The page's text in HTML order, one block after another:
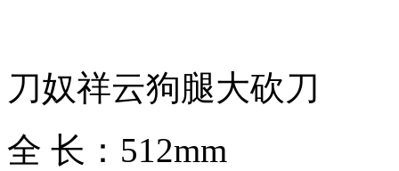
刀奴祥云狗腿大砍刀
全 长：512mm